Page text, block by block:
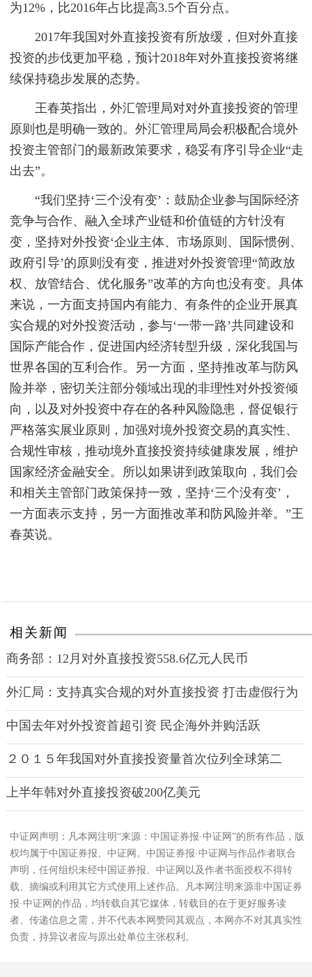
为12%，比2016年占比提高3.5个百分点。
2017年我国对外直接投资有所放缓，但对外直接
投资的步伐更加平稳，预计2018年对外直接投资将继
续保持稳步发展的态势。
王春英指出，外汇管理局对对外直接投资的管理
原则也是明确一致的。外汇管理局局会积极配合境外
投资主管部门的最新政策要求，稳妥有序引导企业“走
出去”。
“我们坚持‘三个没有变’：鼓励企业参与国际经济
竞争与合作、融入全球产业链和价值链的方针没有
变，坚持对外投资‘企业主体、市场原则、国际惯例、
政府引导’的原则没有变，推进对外投资管理“简政放
权、放管结合、优化服务”改革的方向也没有变。具体
来说，一方面支持国内有能力、有条件的企业开展真
实合规的对外投资活动，参与‘一带一路’共同建设和
国际产能合作，促进国内经济转型升级，深化我国与
世界各国的互利合作。另一方面，坚持推改革与防风
险并举，密切关注部分领域出现的非理性对外投资倾
向，以及对外投资中存在的各种风险隐患，督促银行
严格落实展业原则，加强对境外投资交易的真实性、
合规性审核，推动境外直接投资持续健康发展，维护
国家经济金融安全。所以如果讲到政策取向，我们会
和相关主管部门政策保持一致，坚持‘三个没有变’，
一方面表示支持，另一方面推改革和防风险并举。”王
春英说。
相关新闻
商务部：12月对外直接投资558.6亿元人民币
外汇局：支持真实合规的对外直接投资 打击虚假行为
中国去年对外投资首超引资 民企海外并购活跃
２０１５年我国对外直接投资量首次位列全球第二
上半年韩对外直接投资破200亿美元
中证网声明：凡本网注明“来源：中国证券报·中证网”的所有作品，版
权均属于中国证券报、中证网。中国证券报·中证网与作品作者联合
声明，任何组织未经中国证券报、中证网以及作者书面授权不得转
载、摘编或利用其它方式使用上述作品。凡本网注明来源非中国证券
报·中证网的作品，均转载自其它媒体，转载目的在于更好服务读
者、传递信息之需，并不代表本网赞同其观点，本网亦不对其真实性
负责，持异议者应与原出处单位主张权利。